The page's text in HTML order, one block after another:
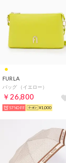
FURLA
バッグ （イエロー）
￥26,800
57%OFF ¥1,000